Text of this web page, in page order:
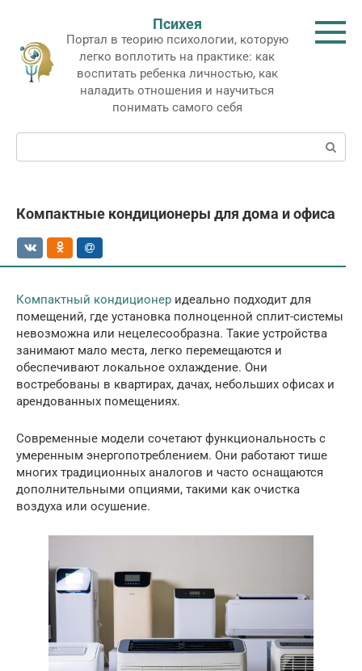
контенту
Психея
Портал в теорию психологии, которую
легко воплотить на практике: как
воспитать ребенка личностью, как
наладить отношения и научиться
понимать самого себя
Поиск:
Компактные кондиционеры для дома и офиса
Компактный кондиционер идеально подходит для
помещений, где установка полноценной сплит-системы
невозможна или нецелесообразна. Такие устройства
занимают мало места, легко перемещаются и
обеспечивают локальное охлаждение. Они
востребованы в квартирах, дачах, небольших офисах и
арендованных помещениях.
Современные модели сочетают функциональность с
умеренным энергопотреблением. Они работают тише
многих традиционных аналогов и часто оснащаются
дополнительными опциями, такими как очистка
воздуха или осушение.